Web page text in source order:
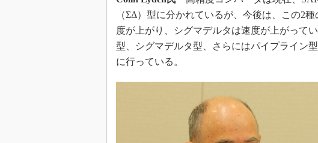
（ΣΔ）型に分かれているが、今後は、この2
度が上がり、シグマデルタは速度が上がって
型、シグマデルタ型、さらにはパイプライン
に行っている。